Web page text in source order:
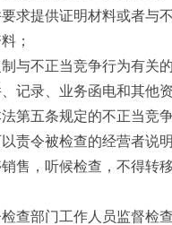
求提供证明材料或者与
；
制与不正当竞争行为有关
记录、业务函电和其他资
法第五条规定的不正当竞
责令被检查的经营者说
售，听候检查，不得转
查部门工作人员监督检